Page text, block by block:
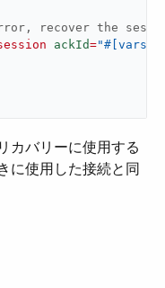
recover the
ackId=
カバリーに使用する
に使用した接続と同